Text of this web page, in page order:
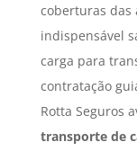
coberturas das
indispensável
carga para
contratação
Rotta Seguros
transporte de